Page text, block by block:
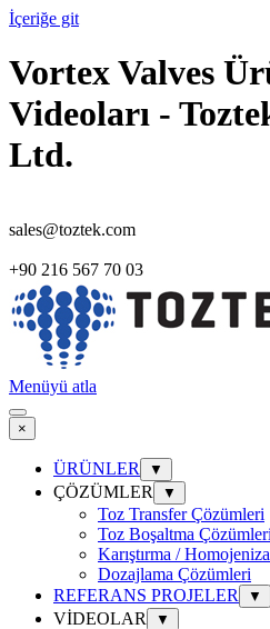
İçeriğe git
Vortex Valves
Videoları -
Ltd.
sales@toztek.com
+90 216 567 70 03
Menüyü atla
×
ÜRÜNLER ▼
ÇÖZÜMLER ▼
Toz Transfer Çözümleri
Toz Boşaltma Çözümleri
Karıştırma /
Dozajlama Çözümleri
REFERANS PROJELER
▼
VİDEOLAR ▼